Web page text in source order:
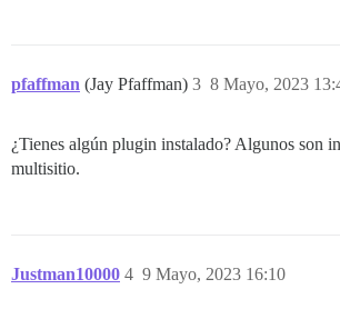
pfaffman (Jay Pfaffman) 8 Mayo, 2023
3
¿Tienes algún plugin instalado? Algunos son
multisitio.
Justman10000 9 Mayo, 2023 16:10
4